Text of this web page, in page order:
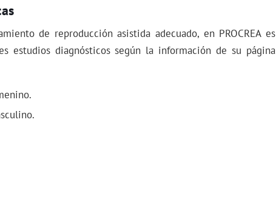
de reproducción asistida adecuado, en PROCREA es
estudios diagnósticos según la información de su página